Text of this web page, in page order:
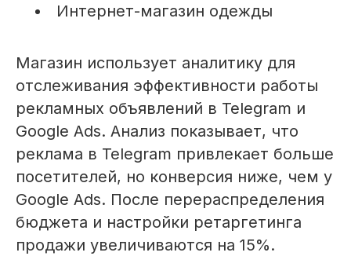
Интернет-магазин одежды
Магазин использует аналитику для
отслеживания эффективности работы
рекламных объявлений в Telegram и
Google Ads. Анализ показывает, что
реклама в Telegram привлекает больше
посетителей, но конверсия ниже, чем у
Google Ads. После перераспределения
бюджета и настройки ретаргетинга
продажи увеличиваются на 15%.